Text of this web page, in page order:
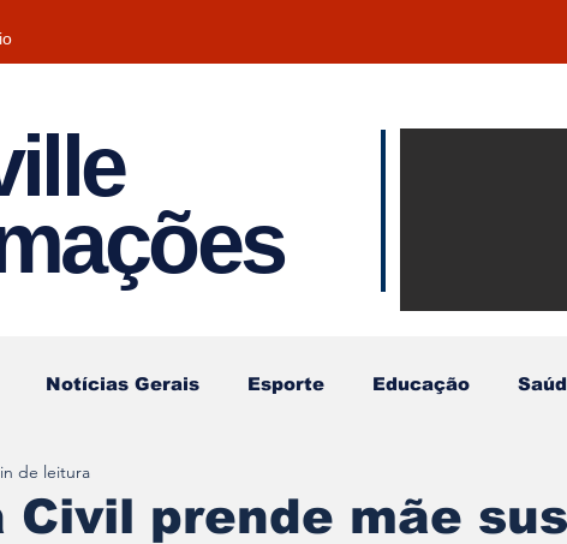
Notícias Gerais Esporte Educação
Civil prende mãe
de leitura